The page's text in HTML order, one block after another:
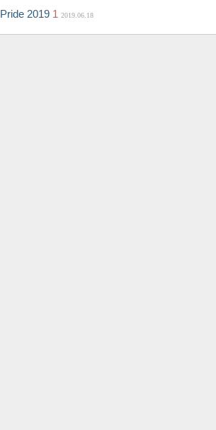
2019 1 2019.06.18